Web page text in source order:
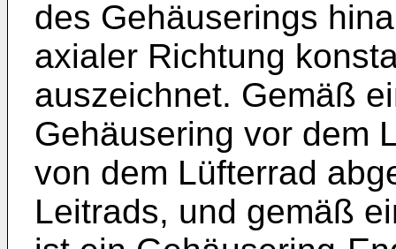
des Gehäuserings
axialer Richtung
auszeichnet. Gemäß
Gehäusering vor dem
von dem Lüfterrad
Leitrads, und gemäß